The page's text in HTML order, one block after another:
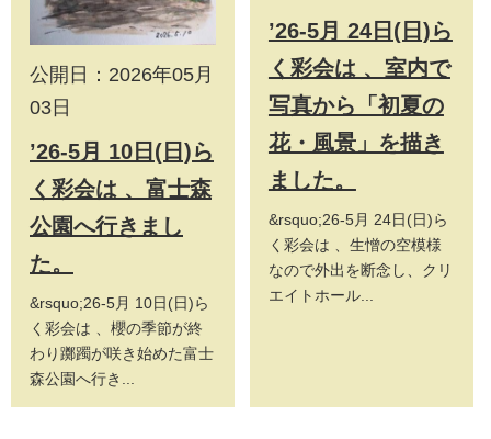
公開日：2026年05月
03日
’26-5月 10日(日)ら
く彩会は 、富士森
公園へ行きまし
た。
&rsquo;26-5月 10日(日)ら
く彩会は 、櫻の季節が終
わり躑躅が咲き始めた富士
森公園へ行き...
’26-5月 24日(日)ら
く彩会は 、室内で
写真から「初夏の
花・風景」を描き
ました。
&rsquo;26-5月 24日(日)ら
く彩会は 、生憎の空模様
なので外出を断念し、クリ
エイトホール...